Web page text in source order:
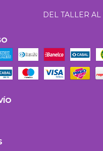
DEL TALLER